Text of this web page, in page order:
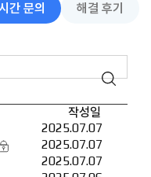
간 문의 해결 후기
작성일
2025.07.07
2025.07.07
2025.07.07